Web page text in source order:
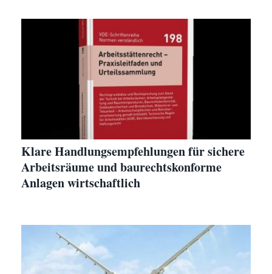
Klare Handlungsempfehlungen für sichere
Arbeitsräume und baurechtskonforme
Anlagen wirtschaftlich